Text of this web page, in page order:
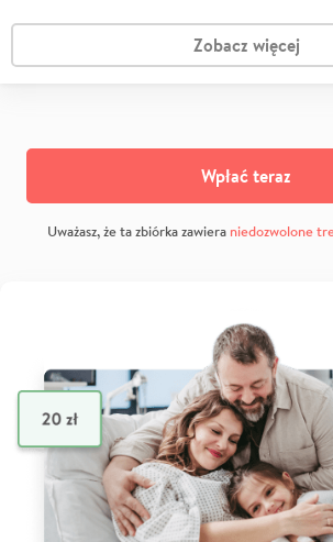
Zobacz więcej
Wpłać teraz
Uważasz, że ta zbiórka zawiera niedozwolone